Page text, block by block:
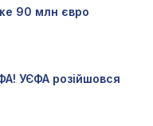
90 млн євро
УЄФА розійшовся